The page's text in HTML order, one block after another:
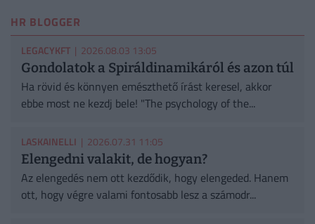
HR BLOGGER
LEGACYKFT | 2026.08.03 13:05
Gondolatok a Spiráldinamikáról és azon túl
Ha rövid és könnyen emészthető írást keresel, akkor
ebbe most ne kezdj bele! "The psychology of the...
LASKAINELLI | 2026.07.31 11:05
Elengedni valakit, de hogyan?
Az elengedés nem ott kezdődik, hogy elengeded. Hanem
ott, hogy végre valami fontosabb lesz a számodr...